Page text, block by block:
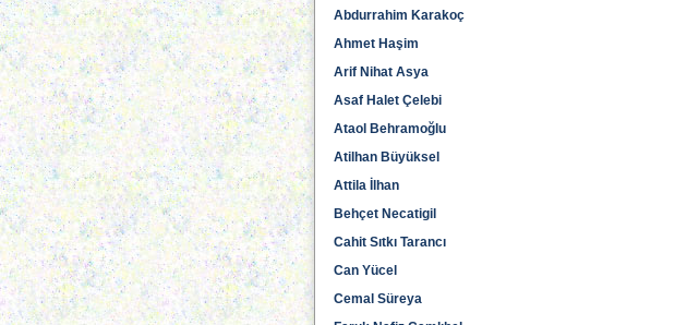
Abdurrahim Karakoç
Ahmet Haşim
Arif Nihat Asya
Asaf Halet Çelebi
Ataol Behramoğlu
Atilhan Büyüksel
Attila İlhan
Behçet Necatigil
Cahit Sıtkı Tarancı
Can Yücel
Cemal Süreya